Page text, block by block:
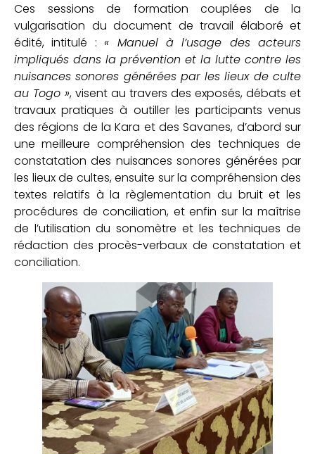
Ces sessions de formation couplées de la
vulgarisation du document de travail élaboré et
édité, intitulé : « Manuel à l’usage des acteurs
impliqués dans la prévention et la lutte contre les
nuisances sonores générées par les lieux de culte
au Togo », visent au travers des exposés, débats et
travaux pratiques à outiller les participants venus
des régions de la Kara et des Savanes, d’abord sur
une meilleure compréhension des techniques de
constatation des nuisances sonores générées par
les lieux de cultes, ensuite sur la compréhension des
textes relatifs à la règlementation du bruit et les
procédures de conciliation, et enfin sur la maîtrise
de l’utilisation du sonomètre et les techniques de
rédaction des procès-verbaux de constatation et
conciliation.